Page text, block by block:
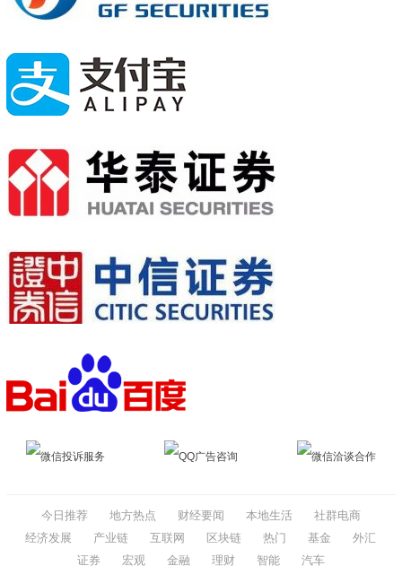
微信投诉服务 QQ广告咨询 微信洽谈合作
今日推荐 地方热点 财经要闻 本地生活
社群电商
经济发展
产业链 互联网 区块链 热门 基金
外汇
证券
宏观 金融 理财 智能 汽车